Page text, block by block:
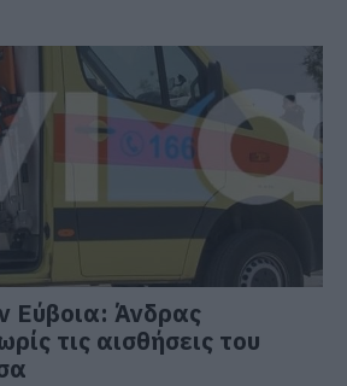
Εύβοια: Άνδρας
τις αισθήσεις του